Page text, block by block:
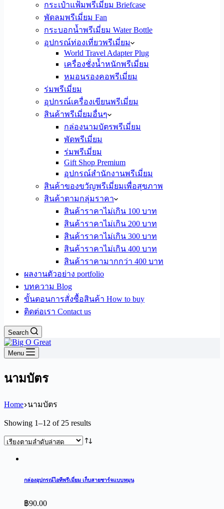
กระเป๋าแฟ้มพรีเมี่ยม Briefcase
พัดลมพรีเมี่ยม Fan
กระบอกน้ำพรีเมี่ยม Water Bottle
อุปกรณ์ท่องเที่ยวพรีเมี่ยม
World Travel Adapter Plug
เครื่องชั่งน้ำหนักพรีเมี่ยม
หมอนรองคอพรีเมี่ยม
ร่มพรีเมี่ยม
อุปกรณ์เครื่องเขียนพรีเมี่ยม
สินค้าพรีเมี่ยมอื่นๆ
กล่องนามบัตรพรีเมี่ยม
พัดพรีเมี่ยม
ร่มพรีเมี่ยม
Gift Shop Premium
อุปกรณ์สำนักงานพรีเมี่ยม
สินค้าของขวัญพรีเมี่ยมเพื่อสุขภาพ
สินค้าตามกลุ่มราคา
สินค้าราคาไม่เกิน 100 บาท
สินค้าราคาไม่เกิน 200 บาท
สินค้าราคาไม่เกิน 300 บาท
สินค้าราคาไม่เกิน 400 บาท
สินค้าราคามากกว่า 400 บาท
ผลงานตัวอย่าง portfolio
บทความ Blog
ขั้นตอนการสั่งซื้อสินค้า How to buy
ติดต่อเรา Contact us
Search
Menu
นามบัตร
Home นามบัตร
Showing 1–12 of 25 resultsSorted
latest
กล่องอุปกรณ์ไอทีพรีเมี่ยม เก็บสายชาร์จแบบหมุน
฿90.00